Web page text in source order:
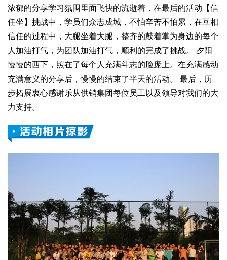
浓郁的分享学习氛围里面飞快的流逝着，在最后的活动【信
任坐】挑战中，学员们众志成城，不怕辛苦不怕累，在互相
信任的过程中，大腿坐着大腿，整齐的鼓着掌为身边的每个
人加油打气，为团队加油打气，顺利的完成了挑战。 夕阳
慢慢的西下，照在了每个人充满斗志的脸庞上。在充满感动
充满意义的分享后，慢慢的结束了半天的活动。 最后，历
步拓展衷心感谢乐从供销集团每位员工以及领导对我们的大
力支持。